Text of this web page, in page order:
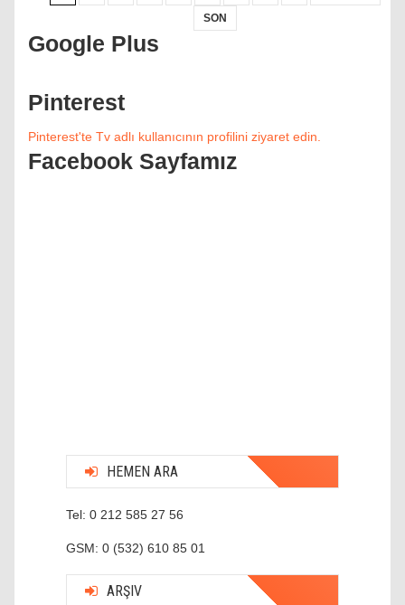
SON
Google Plus
Pinterest
Pinterest'te Tv adlı kullanıcının profilini ziyaret edin.
Facebook Sayfamız
HEMEN ARA
Tel: 0 212 585 27 56
GSM: 0 (532) 610 85 01
ARŞIV